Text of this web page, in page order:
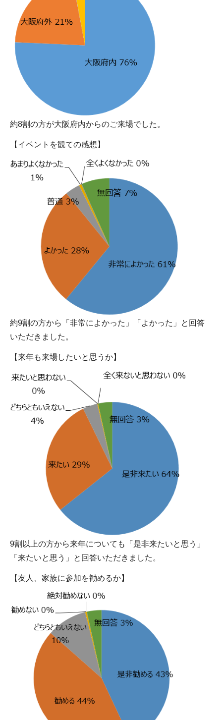
約8割の方が大阪府内からのご来場でした。
【イベントを観ての感想】
約9割の方から「非常によかった」「よかった」と回答
いただきました。
【来年も来場したいと思うか】
9割以上の方から来年についても「是非来たいと思う」
「来たいと思う」と回答いただきました。
【友人、家族に参加を勧めるか】